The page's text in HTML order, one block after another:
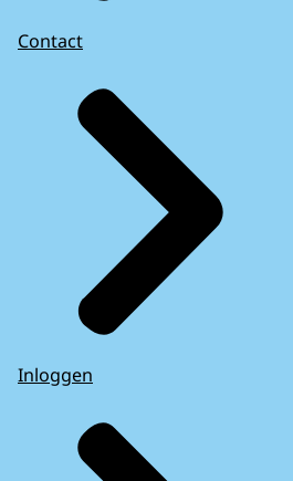
Contact
Inloggen